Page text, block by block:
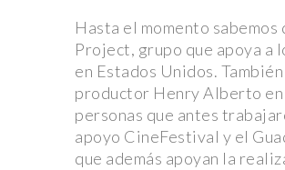
Hasta el momento
Project, grupo que apoya
en Estados Unidos.
productor Henry Alberto en
personas que antes
apoyo CineFestival y el
que además apoyan la